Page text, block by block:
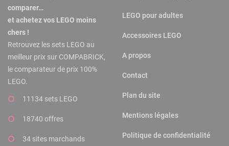
comparer…
et achetez vos LEGO moins
chers !
Retrouvez les sets LEGO au
meilleur prix sur COMPABRICK,
le comparateur de prix 100%
LEGO.
11134 sets LEGO
18740 offres
34 sites marchands
LEGO pour adultes
Accessoires LEGO
A propos
Contact
Plan du site
Mentions légales
Politique de confidentialité